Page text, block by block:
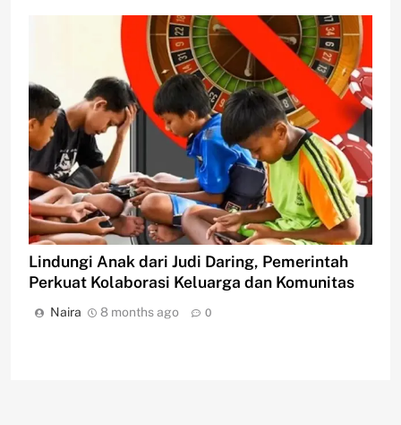
Lindungi Anak dari Judi Daring, Pemerintah
Perkuat Kolaborasi Keluarga dan Komunitas
Naira 8 months ago 0